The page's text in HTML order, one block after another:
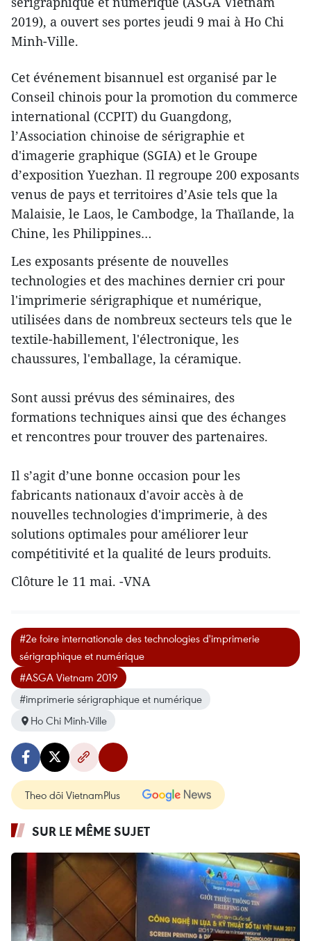
2019), a ouvert ses portes jeudi 9 mai à Ho Chi
Minh-Ville.
Cet événement bisannuel est organisé par le
Conseil chinois pour la promotion du commerce
international (CCPIT) du Guangdong,
l’Association chinoise de sérigraphie et
d'imagerie graphique (SGIA) et le Groupe
d’exposition Yuezhan. Il regroupe 200 exposants
venus de pays et territoires d’Asie tels que la
Malaisie, le Laos, le Cambodge, la Thaïlande, la
Chine, les Philippines…
Les exposants présente de nouvelles
technologies et des machines dernier cri pour
l'imprimerie sérigraphique et numérique,
utilisées dans de nombreux secteurs tels que le
textile-habillement, l'électronique, les
chaussures, l'emballage, la céramique.
Sont aussi prévus des séminaires, des
formations techniques ainsi que des échanges
et rencontres pour trouver des partenaires.
Il s’agit d’une bonne occasion pour les
fabricants nationaux d'avoir accès à de
nouvelles technologies d'imprimerie, à des
solutions optimales pour améliorer leur
compétitivité et la qualité de leurs produits.
Clôture le 11 mai. -VNA
#2e foire internationale des technologies d'imprimerie
sérigraphique et numérique
#ASGA Vietnam 2019
#imprimerie sérigraphique et numérique
Ho Chi Minh-Ville
Theo dõi VietnamPlus
SUR LE MÊME SUJET